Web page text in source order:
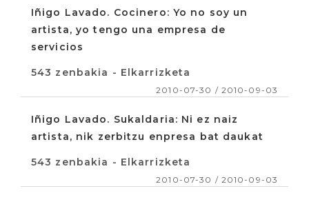
Iñigo Lavado. Cocinero: Yo no soy un
artista, yo tengo una empresa de
servicios
543 zenbakia - Elkarrizketa
2010-07-30 / 2010-09-03
Iñigo Lavado. Sukaldaria: Ni ez naiz
artista, nik zerbitzu enpresa bat daukat
543 zenbakia - Elkarrizketa
2010-07-30 / 2010-09-03